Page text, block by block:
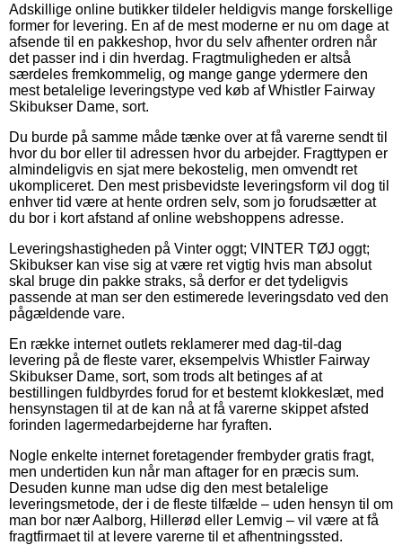
Adskillige online butikker tildeler heldigvis mange forskellige
former for levering. En af de mest moderne er nu om dage at
afsende til en pakkeshop, hvor du selv afhenter ordren når
det passer ind i din hverdag. Fragtmuligheden er altså
særdeles fremkommelig, og mange gange ydermere den
mest betalelige leveringstype ved køb af Whistler Fairway
Skibukser Dame, sort.
Du burde på samme måde tænke over at få varerne sendt til
hvor du bor eller til adressen hvor du arbejder. Fragttypen er
almindeligvis en sjat mere bekostelig, men omvendt ret
ukompliceret. Den mest prisbevidste leveringsform vil dog til
enhver tid være at hente ordren selv, som jo forudsætter at
du bor i kort afstand af online webshoppens adresse.
Leveringshastigheden på Vinter oggt; VINTER TØJ oggt;
Skibukser kan vise sig at være ret vigtig hvis man absolut
skal bruge din pakke straks, så derfor er det tydeligvis
passende at man ser den estimerede leveringsdato ved den
pågældende vare.
En række internet outlets reklamerer med dag-til-dag
levering på de fleste varer, eksempelvis Whistler Fairway
Skibukser Dame, sort, som trods alt betinges af at
bestillingen fuldbyrdes forud for et bestemt klokkeslæt, med
hensynstagen til at de kan nå at få varerne skippet afsted
forinden lagermedarbejderne har fyraften.
Nogle enkelte internet foretagender frembyder gratis fragt,
men undertiden kun når man aftager for en præcis sum.
Desuden kunne man udse dig den mest betalelige
leveringsmetode, der i de fleste tilfælde – uden hensyn til om
man bor nær Aalborg, Hillerød eller Lemvig – vil være at få
fragtfirmaet til at levere varerne til et afhentningssted.